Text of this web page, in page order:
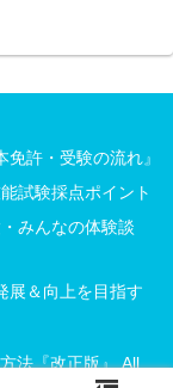
免許・受験の流れ』
試験採点ポイント
みんなの体験談
展＆向上を目指す
法『改正版』 All